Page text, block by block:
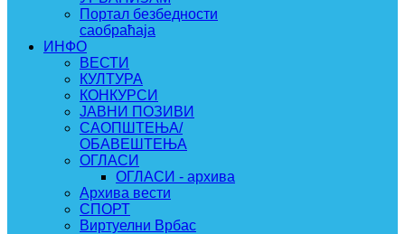
Портал безбедности
саобраћаја
ИНФО
ВЕСТИ
КУЛТУРА
КОНКУРСИ
ЈАВНИ ПОЗИВИ
САОПШТЕЊА/
ОБАВЕШТЕЊА
ОГЛАСИ
ОГЛАСИ - архива
Архива вести
СПОРТ
Виртуелни Врбас